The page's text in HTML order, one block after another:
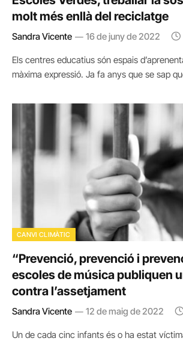
molt més enllà del reciclatge
Sandra Vicente 16 de juny de 2022
Els centres educatius són espais
màxima expressió. Ja fa anys que se sap
CANVI CLIMÀTIC
“Prevenció, prevenció i
escoles de música publiquen
contra l’assetjament
Sandra Vicente 12 de maig de 2022
Un de cada cinc infants és o ha estat